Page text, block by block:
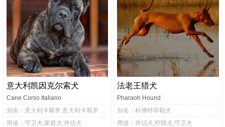
意大利凯因克尔索犬
Cane Corso Italiano
用途：守卫犬,家庭犬,伴侣犬
法老王猎犬
Pharaoh Hound
别名：科博特菲勒犬
用途：伴侣犬,狩猎犬,守卫犬